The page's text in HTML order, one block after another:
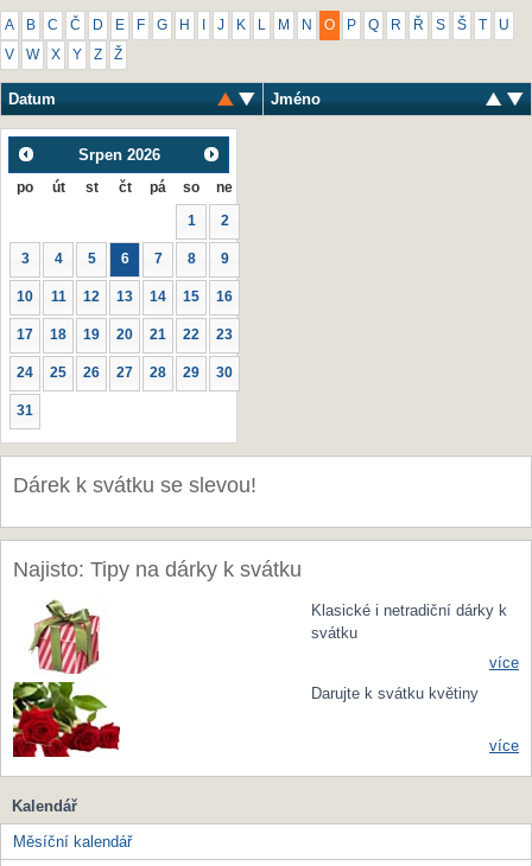
A B C Č D E F G H J K L M N O P Q R Ř S Š U
V W X Y Z Ž
Datum Jméno
Srpen 2026
po út st čt pá so ne
1 2
3 4 5 6 7 8 9
10 11 12 13 14 15 16
17 18 19 20 21 22 23
24 25 26 27 28 29 30
31
Dárek k svátku se slevou!
Najisto: Tipy na dárky k svátku
Klasické i netradiční dárky k
svátku
více
Darujte k svátku květiny
více
Kalendář
Měsíční kalendář